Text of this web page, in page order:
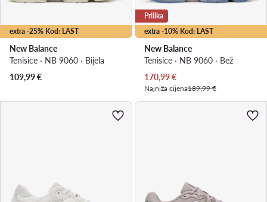
extra -25% Kod: LAST
New Balance
Tenisice · NB 9060 · Bijela
109,99€
extra -10% Kod: LAST
Prilika
New Balance
Tenisice · NB 9060 · Bež
Trenutna cijena
170,99€
Najniža cijena189,99 €